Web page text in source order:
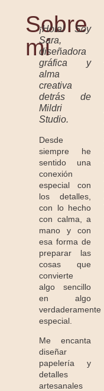
Sobre
mí
¡Hola! Soy
Sara,
diseñadora
gráfica y
alma
creativa
detrás de
Mildri
Studio.
Desde
siempre he
sentido una
conexión
especial con
los detalles,
con lo hecho
con calma, a
mano y con
esa forma de
preparar las
cosas que
convierte
algo sencillo
en algo
verdaderamente
especial.
Me encanta
diseñar
papelería y
detalles
artesanales